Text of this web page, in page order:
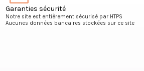
Garanties sécurité
Notre site est entièrement sécurisé par HTPS
Aucunes données bancaires stockées sur ce site